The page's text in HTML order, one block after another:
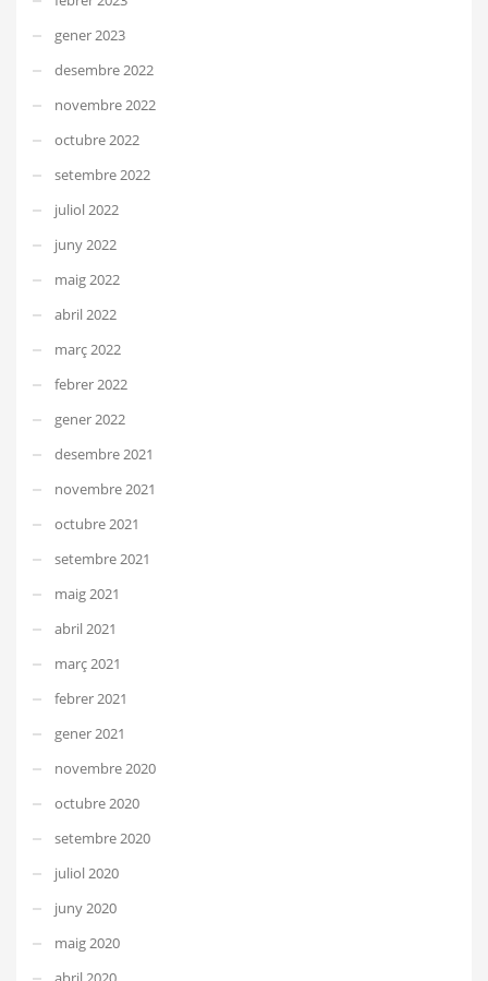
gener 2023
desembre 2022
novembre 2022
octubre 2022
setembre 2022
juliol 2022
juny 2022
maig 2022
abril 2022
març 2022
febrer 2022
gener 2022
desembre 2021
novembre 2021
octubre 2021
setembre 2021
maig 2021
abril 2021
març 2021
febrer 2021
gener 2021
novembre 2020
octubre 2020
setembre 2020
juliol 2020
juny 2020
maig 2020